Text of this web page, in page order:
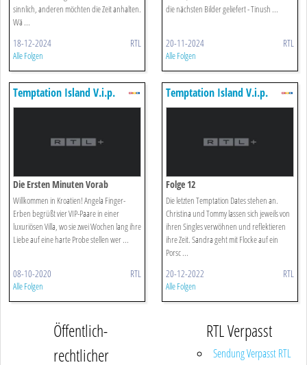
sinnlich, anderen möchten die Zeit anhalten.
Wä ...
18-12-2024 RTL
Alle Folgen
die nächsten Bilder geliefert - Tinush ...
20-11-2024 RTL
Alle Folgen
Temptation Island V.i.p.
Die Ersten Minuten Vorab
Willkommen in Kroatien! Angela Finger-
Erben begrüßt vier VIP-Paare in einer
luxuriösen Villa, wo sie zwei Wochen lang ihre
Liebe auf eine harte Probe stellen wer ...
08-10-2020 RTL
Alle Folgen
Temptation Island V.i.p.
Folge 12
Die letzten Temptation Dates stehen an.
Christina und Tommy lassen sich jeweils von
ihren Singles verwöhnen und reflektieren
ihre Zeit. Sandra geht mit Flocke auf ein
Porsc ...
20-12-2022 RTL
Alle Folgen
Öffentlich-
rechtlicher
RTL Verpasst
Sendung Verpasst RTL